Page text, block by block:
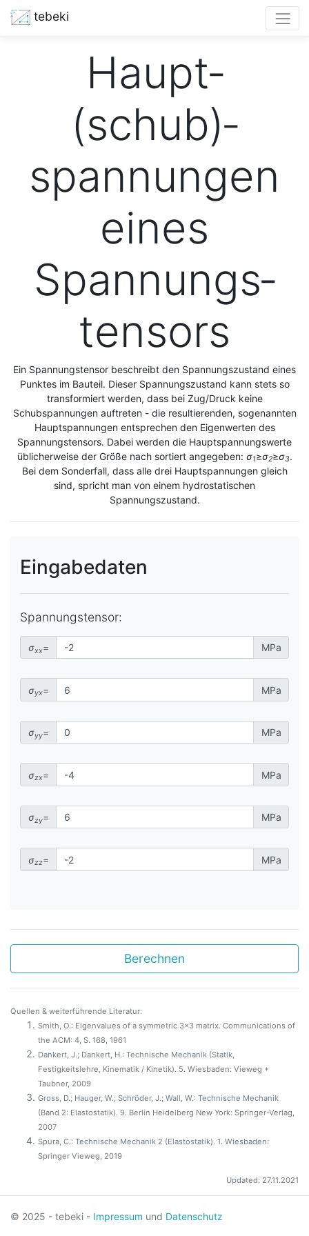
tebeki
Haupt­
(schub)­
spannungen
eines
Spannungs­
tensors
Ein Spannungstensor beschreibt den Spannungszustand eines
Punktes im Bauteil. Dieser Spannungszustand kann stets so
transformiert werden, dass bei Zug/Druck keine
Schubspannungen auftreten - die resultierenden, sogenannten
Hauptspannungen entsprechen den Eigenwerten des
Spannungstensors. Dabei werden die Hauptspannungswerte
üblicherweise der Größe nach sortiert angegeben: σ1≥σ2≥σ3.
Bei dem Sonderfall, dass alle drei Hauptspannungen gleich
sind, spricht man von einem hydrostatischen
Spannungszustand.
Eingabedaten
Spannungstensor:
σxx= MPa
σyx= MPa
σyy= MPa
σzx= MPa
σzy= MPa
σzz= MPa
Berechnen
Quellen & weiterführende Literatur:
Smith, O.: Eigenvalues of a symmetric 3x3 matrix. Communications of
the ACM: 4, S. 168, 1961
Dankert, J.; Dankert, H.: Technische Mechanik (Statik,
Festigkeitslehre, Kinematik / Kinetik). 5. Wiesbaden: Vieweg +
Taubner, 2009
Gross, D.; Hauger, W.; Schröder, J.; Wall, W.: Technische Mechanik
(Band 2: Elastostatik). 9. Berlin Heidelberg New York: Springer-Verlag,
2007
Spura, C.: Technische Mechanik 2 (Elastostatik). 1. Wiesbaden:
Springer Vieweg, 2019
Updated: 27.11.2021
© 2025 - tebeki - Impressum und Datenschutz